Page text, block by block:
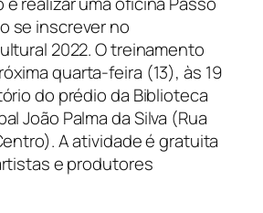
se inscrever no
2022. O treinamento
quarta-feira (13), às 19
do prédio da Biblioteca
João Palma da Silva (Rua
A atividade é gratuita
e produtores